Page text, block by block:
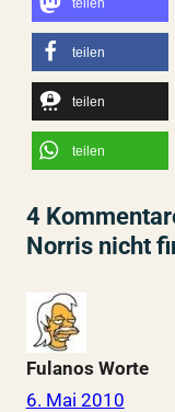
teilen
teilen
teilen
4
Norris nicht
Fulanos Worte
6. Mai 2010